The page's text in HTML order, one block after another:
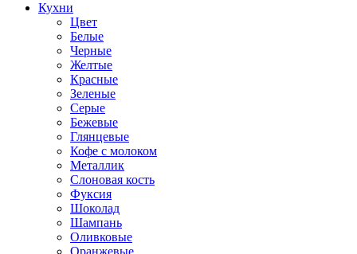
Кухни
Цвет
Белые
Черные
Желтые
Красные
Зеленые
Серые
Бежевые
Глянцевые
Кофе с молоком
Металлик
Слоновая кость
Фуксия
Шоколад
Шампань
Оливковые
Оранжевые